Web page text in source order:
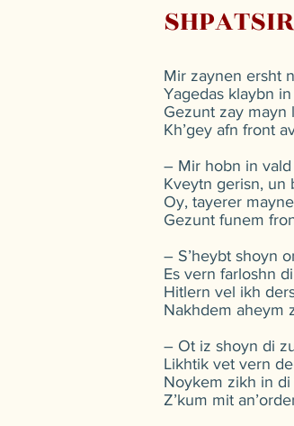
Mir zaynen ersht
Yagedas klaybn in
Gezunt zay mayn
Kh’gey afn front
– Mir hobn in
Kveytn gerisn, un
Oy, tayerer
Gezunt funem
– S’heybt shoyn
Es vern farloshn
Hitlern vel ikh
Nakhdem aheym
– Ot iz shoyn di
Likhtik vet vern
Noykem zikh in di
Z’kum mit